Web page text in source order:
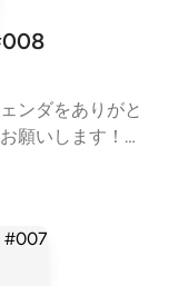
ンダをありがと
願いします！感